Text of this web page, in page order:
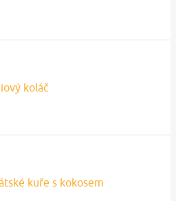
koláč
kuře s kokosem